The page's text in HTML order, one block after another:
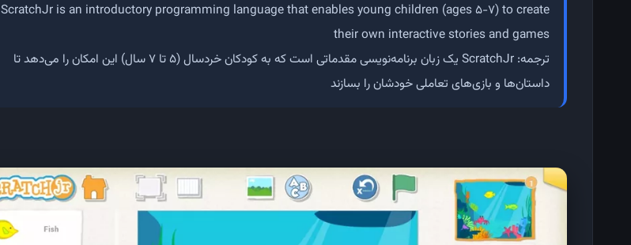
ScratchJr is an introductory programming language that enables young children (ages 5-7) to create
their own interactive stories and games
ترجمه:
ScratchJr یک زبان برنامه‌نویسی مقدماتی است که به کودکان خردسال (۵ تا ۷ سال) این امکان را می‌دهد تا
داستان‌ها و بازی‌های تعاملی خودشان را بسازند